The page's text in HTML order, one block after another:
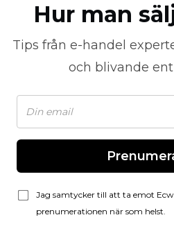
Hur man
Tips från e-handel
och blivande
Jag samtycker till att ta emot
prenumerationen när som helst.